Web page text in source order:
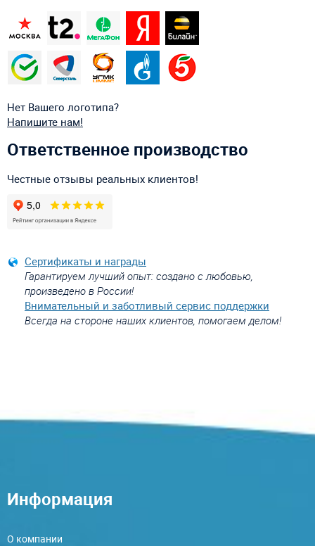
Нет Вашего логотипа?
Напишите нам!
Ответственное производство
Честные отзывы реальных клиентов!
Сертификаты и награды
Гарантируем лучший опыт: создано с любовью,
произведено в России!
Внимательный и заботливый сервис поддержки
Всегда на стороне наших клиентов, помогаем делом!
Информация
О компании